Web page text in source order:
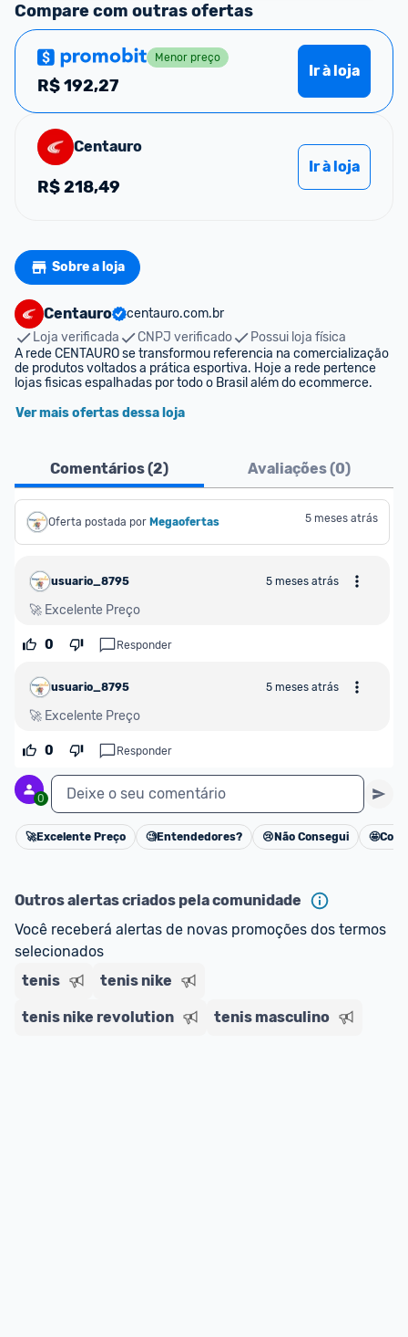
Compare com outras ofertas
Menor preço
R$192,27
Ir à loja
Centauro
R$218,49
Ir à loja
Sobre a loja
Centauro
centauro.com.br
Loja verificada
CNPJ verificado
Possui loja física
A rede CENTAURO se transformou referencia na comercialização
de produtos voltados a prática esportiva. Hoje a rede pertence
lojas fisicas espalhadas por todo o Brasil além do ecommerce.
Ver mais ofertas dessa loja
Comentários (2) Avaliações (0)
Oferta postada por Megaofertas 5 meses atrás
usuario_8795 5 meses atrás
🚀 Excelente Preço
0 Responder
usuario_8795 5 meses atrás
🚀 Excelente Preço
0 Responder
0 Deixe o seu comentário
Cancelar
🚀Excelente Preço 🧐Entendedores? 😢 Não Consegui 🤩
Outros alertas criados pela comunidade
Você receberá alertas de novas promoções dos termos
selecionados
tenis
tenis nike
tenis nike revolution tenis masculino